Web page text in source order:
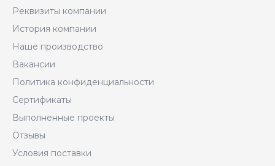
Реквизиты компании
История компании
Наше производство
Вакансии
Политика конфиденциальности
Сертификаты
Выполненные проекты
Отзывы
Условия поставки